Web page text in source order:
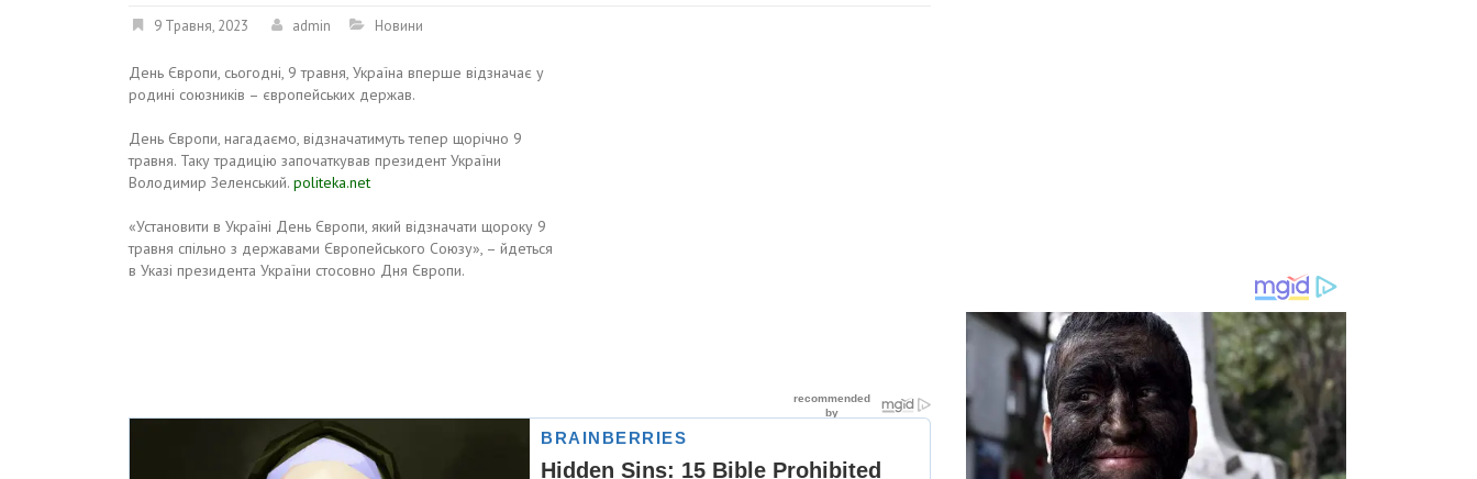
9 Травня, 2023 admin Новини
День Європи, сьогодні, 9 травня, Україна вперше відзначає у
родині союзників – європейських держав.
День Європи, нагадаємо, відзначатимуть тепер щорічно 9
травня. Таку традицію започаткував президент України
Володимир Зеленський. politeka.net
«Установити в Україні День Європи, який відзначати щороку 9
травня спільно з державами Європейського Союзу», – йдеться
в Указі президента України стосовно Дня Європи.